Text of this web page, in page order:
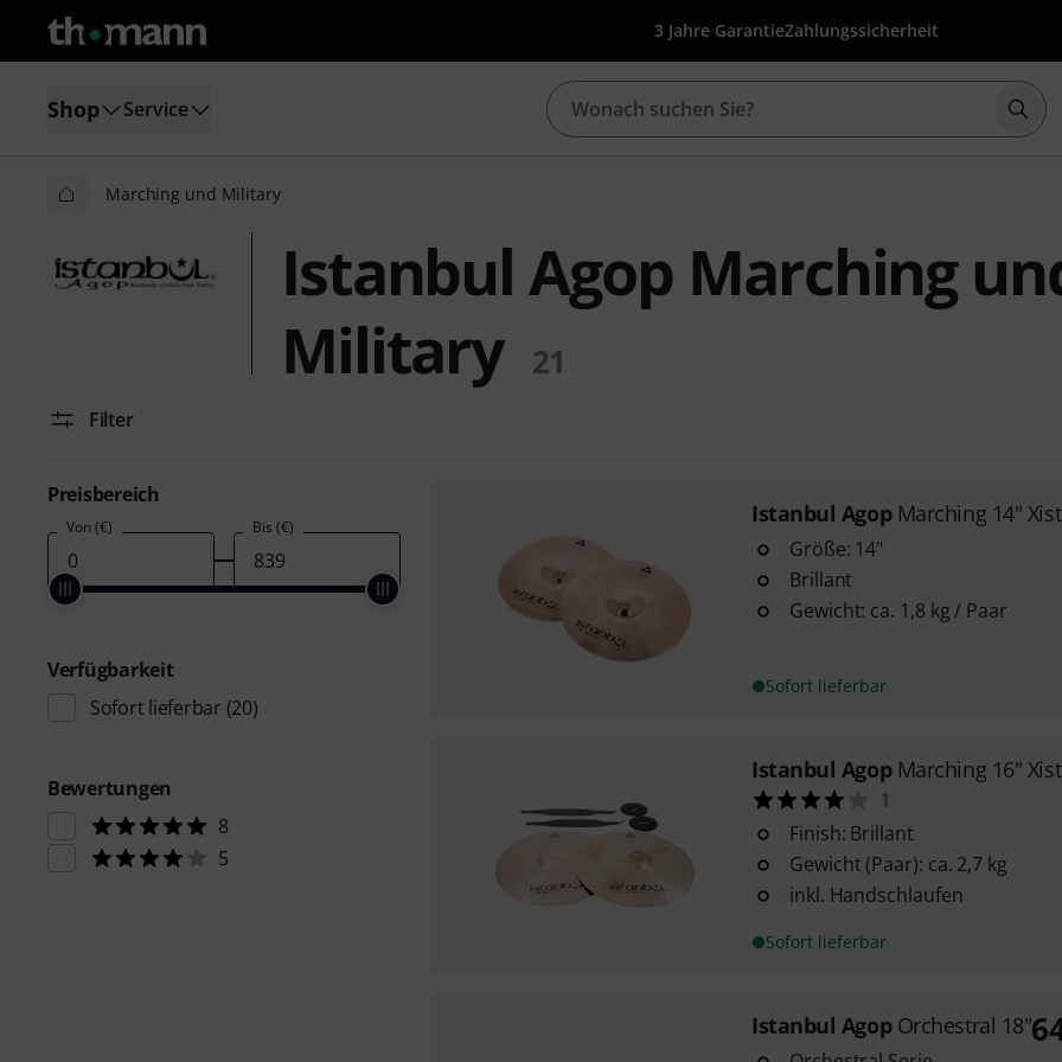
3 Jahre GarantieZahlungssicherheit
Shop Service
Marching und Military
Istanbul Agop Marching
Military
21
Filter
Preisbereich
Von (€) Bis (€)
Verfügbarkeit
Sofort lieferbar (20)
Bewertungen
8
5
Istanbul Agop Marching 14"
Größe: 14"
Brillant
Gewicht: ca. 1,8 kg / Paar
Sofort lieferbar
Istanbul Agop Marching 16"
1
Finish: Brillant
Gewicht (Paar): ca. 2,7 kg
inkl. Handschlaufen
Sofort lieferbar
Istanbul Agop Orchestral 18"